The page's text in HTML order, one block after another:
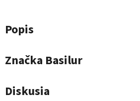
Popis
Značka Basilur
Diskusia